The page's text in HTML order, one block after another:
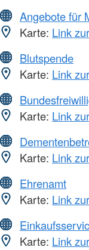
Angebote für
Karte: Link
Blutspende
Karte: Link
Karte: Link
Karte: Link
Ehrenamt
Karte: Link
Karte: Link